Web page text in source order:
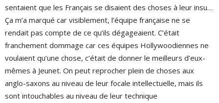
sentaient que les Français se disaient des choses à leur insu…
Ça m’a marqué car visiblement, l’équipe française ne se
rendait pas compte de ce qu’ils dégageaient. C’était
franchement dommage car ces équipes Hollywoodiennes ne
voulaient qu’une chose, c’était de donner le meilleurs d’eux-
mêmes à Jeunet. On peut reprocher plein de choses aux
anglo-saxons au niveau de leur focale intellectuelle, mais ils
sont intouchables au niveau de leur technique